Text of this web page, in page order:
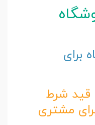
برای
قید شرط
مشتری